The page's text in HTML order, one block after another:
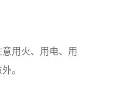
用火、用电、用
。